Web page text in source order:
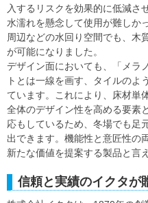
入するリスクを効果的に低減さ
水濡れを懸念して使用が難しか
周辺などの水回り空間でも、木
が可能になりました。
デザイン面においても、「メラ
トとは一線を画す、タイルのよ
ています。これにより、床材単
全体のデザイン性を高める要素
応もしているため、冬場でも足
出できます。機能性と意匠性の
新たな価値を提案する製品と言
信頼と実績のイクタが